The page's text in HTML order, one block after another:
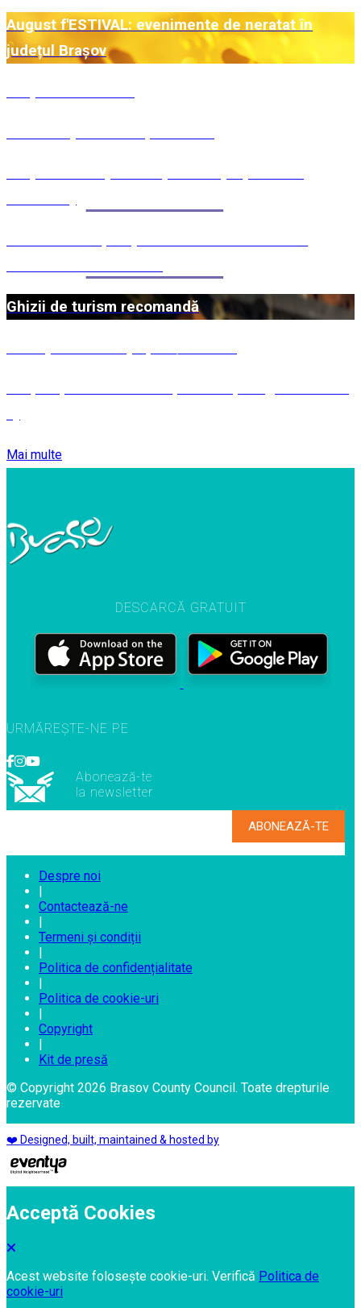
August f'ESTIVAL: evenimente de neratat în
județul Brașov
Ghizii de turism recomandă
Mai multe
DESCARCĂ GRATUIT
URMĂREȘTE-NE PE
Abonează-te
la newsletter
Despre noi
|
Contactează-ne
|
Termeni și condiții
|
Politica de confidențialitate
|
Politica de cookie-uri
|
Copyright
|
Kit de presă
© Copyright 2026 Brasov County Council. Toate drepturile
rezervate
❤️ Designed, built, maintained & hosted by
Acceptă Cookies
Acest website folosește cookie-uri. Verifică Politica de
cookie-uri